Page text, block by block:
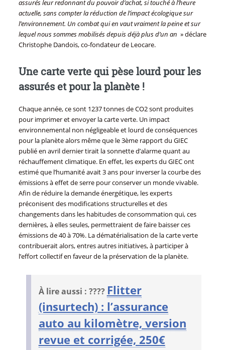
assurés leur redonnant du pouvoir d’achat, si touché à l’heure
actuelle, sans compter la réduction de l’impact écologique sur
l’environnement. Un combat qui en vaut vraiment la peine et sur
lequel nous sommes mobilisés depuis déjà plus d’un an » déclare
Christophe Dandois, co-fondateur de Leocare.
Une carte verte qui pèse lourd pour les
assurés et pour la planète !
Chaque année, ce sont 1237 tonnes de CO2 sont produites
pour imprimer et envoyer la carte verte. Un impact
environnemental non négligeable et lourd de conséquences
pour la planète alors même que le 3ème rapport du GIEC
publié en avril dernier tirait la sonnette d’alarme quant au
réchauffement climatique. En effet, les experts du GIEC ont
estimé que l’humanité avait 3 ans pour inverser la courbe des
émissions à effet de serre pour conserver un monde vivable.
Afin de réduire la demande énergétique, les experts
préconisent des modifications structurelles et des
changements dans les habitudes de consommation qui, ces
dernières, à elles seules, permettraient de faire baisser ces
émissions de 40 à 70%. La dématérialisation de la carte verte
contribuerait alors, entres autres initiatives, à participer à
l’effort collectif en faveur de la préservation de la planète.
À lire aussi : ???? Flitter
(insurtech) : l’assurance
auto au kilomètre, version
revue et corrigée, 250€